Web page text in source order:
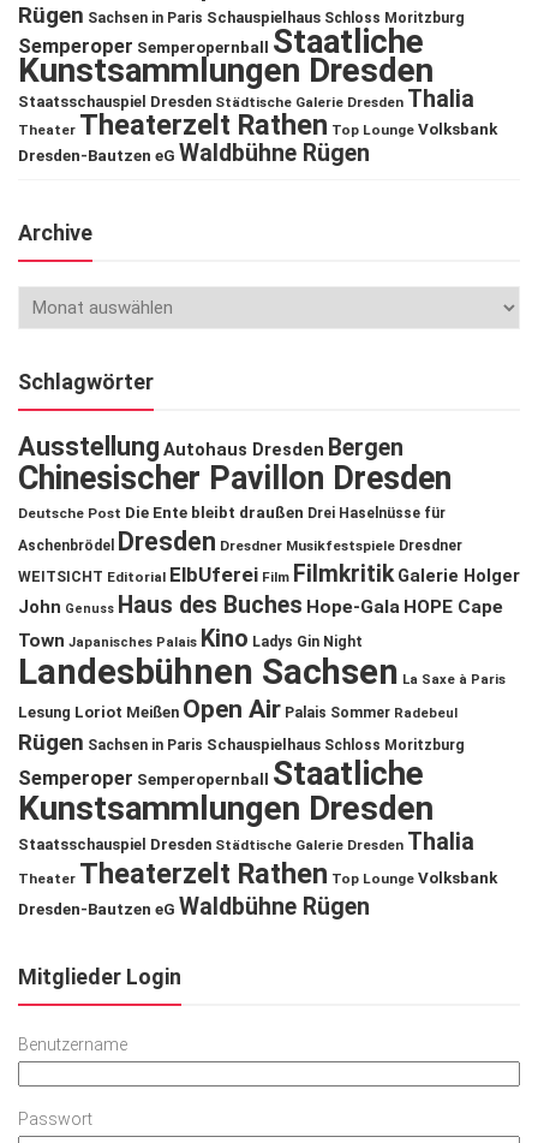
Rügen Sachsen in Paris Schauspielhaus Schloss Moritzburg
Semperoper Semperopernball Staatliche
Kunstsammlungen Dresden
Staatsschauspiel Dresden Städtische Galerie Dresden Thalia
Theater Theaterzelt Rathen Top Lounge Volksbank
Dresden-Bautzen eG Waldbühne Rügen
Archive
Schlagwörter
Ausstellung Autohaus Dresden Bergen
Chinesischer Pavillon Dresden
Deutsche Post Die Ente bleibt draußen Drei Haselnüsse für
Aschenbrödel
Dresden Dresdner Musikfestspiele Dresdner
WEITSICHT Editorial ElbUferei Film Filmkritik Galerie Holger
John Genuss Haus des Buches Hope-Gala HOPE Cape
Town Japanisches Palais Kino Ladys Gin Night
Landesbühnen Sachsen La Saxe à Paris
Lesung Loriot Meißen Open Air Palais Sommer Radebeul
Rügen Sachsen in Paris Schauspielhaus Schloss Moritzburg
Semperoper Semperopernball
Staatliche
Kunstsammlungen Dresden
Staatsschauspiel Dresden Städtische Galerie Dresden Thalia
Theater Theaterzelt Rathen Top Lounge Volksbank
Dresden-Bautzen eG Waldbühne Rügen
Mitglieder Login
Benutzername
Passwort